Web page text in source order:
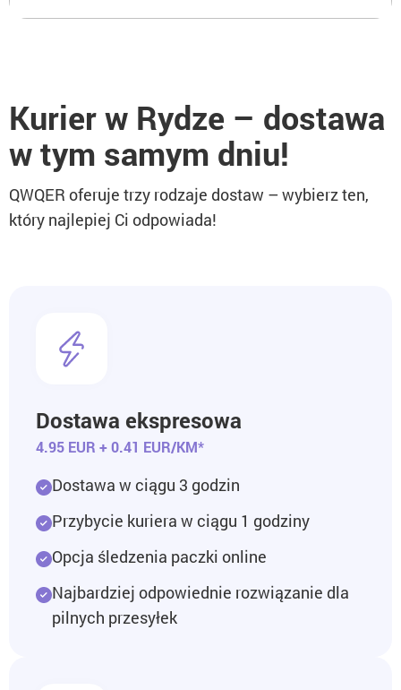
Kurier w Rydze – dostawa
w tym samym dniu!
QWQER oferuje trzy rodzaje dostaw – wybierz ten,
który najlepiej Ci odpowiada!
Dostawa ekspresowa
4.95 EUR + 0.41 EUR/KM*
Dostawa w ciągu 3 godzin
Przybycie kuriera w ciągu 1 godziny
Opcja śledzenia paczki online
Najbardziej odpowiednie rozwiązanie dla
pilnych przesyłek